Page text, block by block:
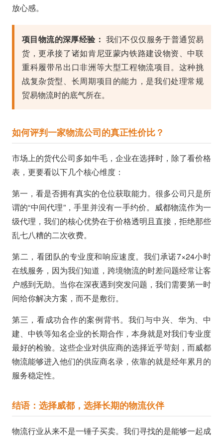
放心感。
项目物流的深厚经验： 我们不仅仅服务于普通贸易
货，更承接了诸如肯尼亚蒙内铁路建设物资、中联
重科履带吊出口非洲等大型工程物流项目。这种挑
战复杂货型、长周期项目的能力，是我们处理常规
贸易物流时的底气所在。
如何评判一家物流公司的真正性价比？
市场上的货代公司多如牛毛，企业在选择时，除了看价格
表，更要看以下几个核心维度：
第一，看是否拥有真实的仓位获取能力。很多公司只是所
谓的“中间代理”，手里并没有一手约价。威都物流作为一
级代理，我们的核心优势在于价格透明且直接，拒绝那些
乱七八糟的二次收费。
第二，看团队的专业度和响应速度。我们承诺7×24小时
在线服务，因为我们知道，跨境物流的时差问题经常让客
户感到无助。当你在深夜遇到突发问题，我们需要第一时
间给你解决方案，而不是敷衍。
第三，看成功合作的案例背书。我们与中兴、华为、中
建、中铁等知名企业的长期合作，本身就是对我们专业度
最好的检验。这些企业对供应商的选择近乎苛刻，而威都
物流能够进入他们的供应商名录，依靠的就是经年累月的
服务稳定性。
结语：选择威都，选择长期的物流伙伴
物流行业从来不是一锤子买卖。我们寻找的是能够一起成